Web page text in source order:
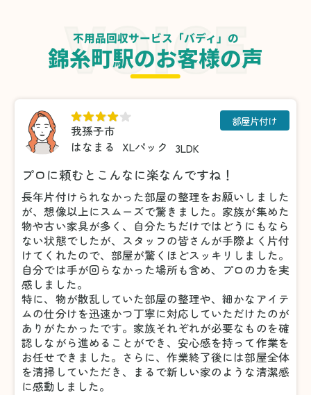
不用品回収サービス「バディ」の
錦糸町駅のお客様の声
我孫子市
はなまる
XLパック 3LDK
部屋片付け
プロに頼むとこんなに楽なんですね！
長年片付けられなかった部屋の整理をお願いしました
が、想像以上にスムーズで驚きました。家族が集めた
物や古い家具が多く、自分たちだけではどうにもなら
ない状態でしたが、スタッフの皆さんが手際よく片付
けてくれたので、部屋が驚くほどスッキリしました。
自分では手が回らなかった場所も含め、プロの力を実
感しました。
特に、物が散乱していた部屋の整理や、細かなアイテ
ムの仕分けを迅速かつ丁寧に対応していただけたのが
ありがたかったです。家族それぞれが必要なものを確
認しながら進めることができ、安心感を持って作業を
お任せできました。さらに、作業終了後には部屋全体
を清掃していただき、まるで新しい家のような清潔感
に感動しました。